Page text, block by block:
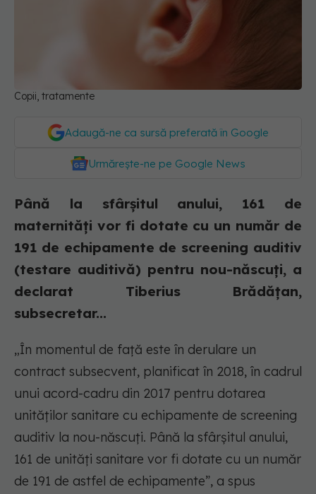
Copii, tratamente
Adaugă-ne ca sursă preferată în Google
Urmărește-ne pe Google News
Până la sfârşitul anului, 161 de
maternităţi vor fi dotate cu un număr de
191 de echipamente de screening auditiv
(testare auditivă) pentru nou-născuţi, a
declarat Tiberius Brădățan,
subsecretar...
„În momentul de faţă este în derulare un
contract subsecvent, planificat în 2018, în cadrul
unui acord-cadru din 2017 pentru dotarea
unităţilor sanitare cu echipamente de screening
auditiv la nou-născuţi. Până la sfârşitul anului,
161 de unităţi sanitare vor fi dotate cu un număr
de 191 de astfel de echipamente”, a spus